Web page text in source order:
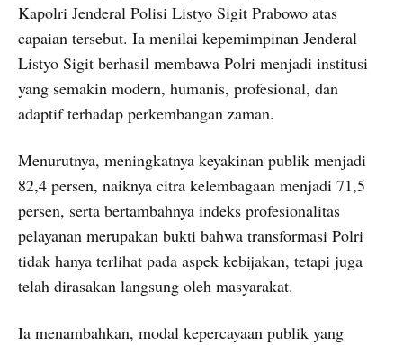
Kapolri Jenderal Polisi Listyo Sigit Prabowo atas
capaian tersebut. Ia menilai kepemimpinan Jenderal
Listyo Sigit berhasil membawa Polri menjadi institusi
yang semakin modern, humanis, profesional, dan
adaptif terhadap perkembangan zaman.
Menurutnya, meningkatnya keyakinan publik menjadi
82,4 persen, naiknya citra kelembagaan menjadi 71,5
persen, serta bertambahnya indeks profesionalitas
pelayanan merupakan bukti bahwa transformasi Polri
tidak hanya terlihat pada aspek kebijakan, tetapi juga
telah dirasakan langsung oleh masyarakat.
Ia menambahkan, modal kepercayaan publik yang